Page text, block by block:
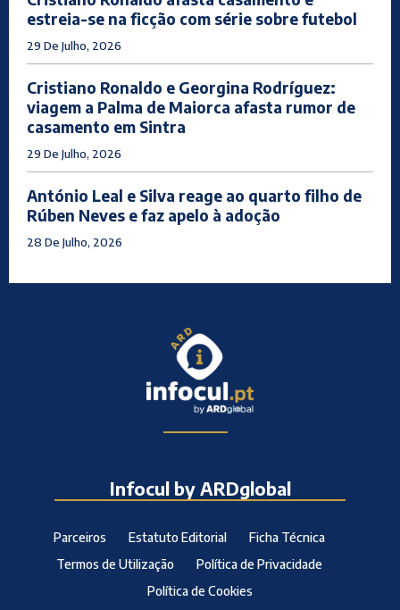
estreia-se na ficção com série sobre futebol
29 De Julho, 2026
Cristiano Ronaldo e Georgina Rodríguez:
viagem a Palma de Maiorca afasta rumor de
casamento em Sintra
29 De Julho, 2026
António Leal e Silva reage ao quarto filho de
Rúben Neves e faz apelo à adoção
28 De Julho, 2026
Infocul by ARDglobal
Parceiros Estatuto Editorial
Ficha Técnica
Termos de Utilização
Política de Privacidade
Política de Cookies